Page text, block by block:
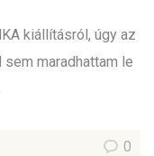
kiállításról, úgy az
maradhattam le
0